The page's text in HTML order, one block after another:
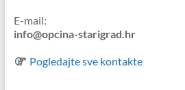
E-mail:
info@opcina-starigrad.hr
Pogledajte sve kontakte